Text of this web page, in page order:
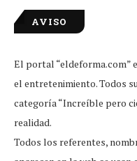
AVISO
El portal “eldeforma.com”
el entretenimiento. Todos
categoría “Increíble pero
realidad.
Todos los referentes,